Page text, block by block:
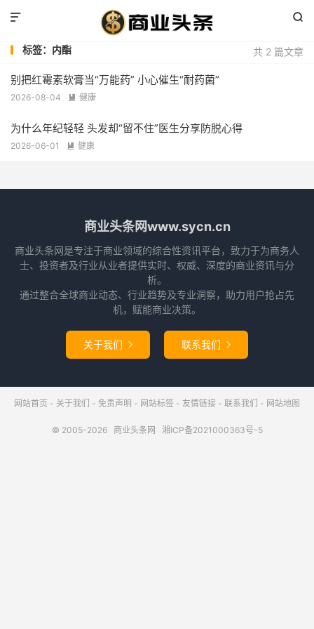


共 2 篇文章
标签：内酯
别把红霉素软膏当“万能药” 小心催生“耐药菌”
2026-08-04  健康
为什么年纪轻轻 头发却“留不住”医生分享防脱心得
2026-06-01  健康
商业头条网www.sycn.cn
商业头条网是专注于商业领域的综合性资讯平台，致力于为商务人
士、投资者及行业从业者提供实时、权威、深度的商业资讯与分
析。
通过整合全球商业动态、行业趋势及专业洞察，助力用户抢占先
机，赋能商业决策。
关于我们  联系我们 
网站首页 - 关于我们 - 免责声明 - 网站标签 - 友情链接 - 联系我们 - 网站地图
© 2005-2026 商业头条网 湘ICP备2021000363号-5